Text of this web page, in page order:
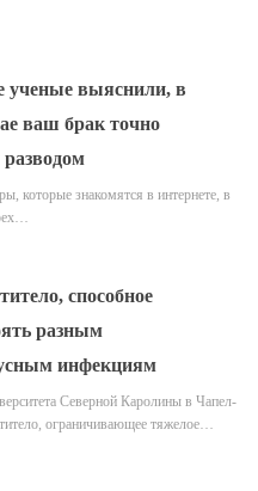
ученые выяснили, в
ваш брак точно
разводом
которые знакомятся в интернете, в
способное
разным
инфекциям
Северной Каролины в Чапел-
ограничивающее тяжелое…